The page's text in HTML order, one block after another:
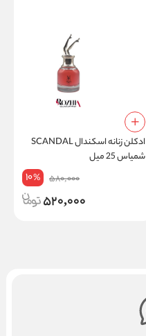
ادکلن زنانه اسکندال SCANDAL
شمیاس 25 میل
580,000
10%
520,000